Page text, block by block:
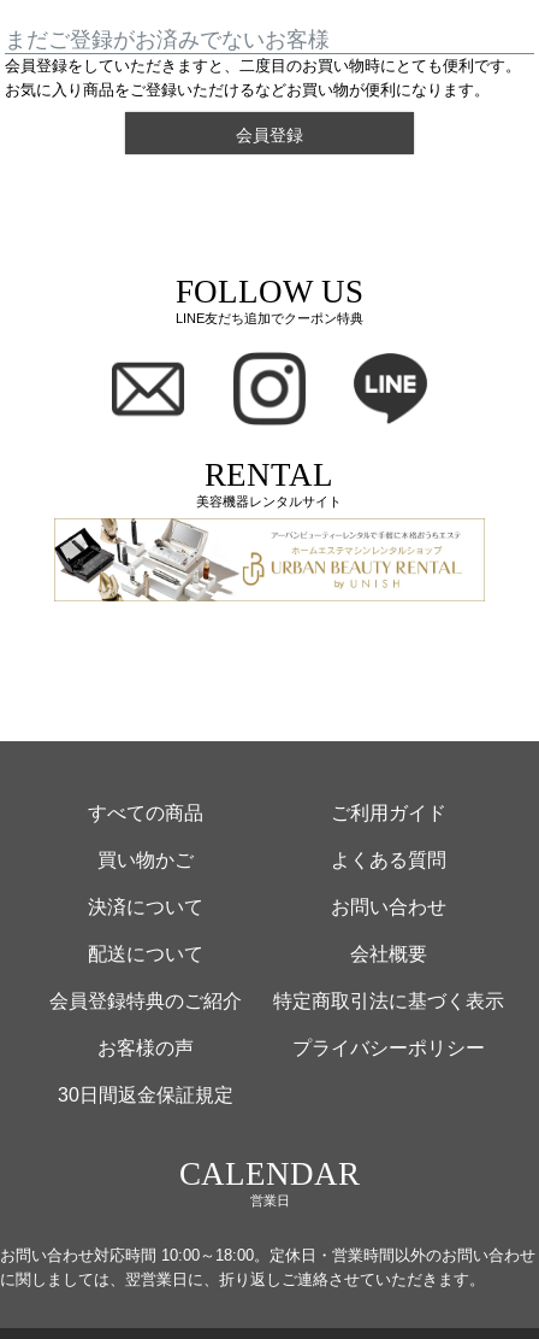
まだご登録がお済みでないお客様
会員登録をしていただきますと、二度目のお買い物時にとても便利です。
お気に入り商品をご登録いただけるなどお買い物が便利になります。
会員登録
FOLLOW US
LINE友だち追加でクーポン特典
RENTAL
美容機器レンタルサイト
すべての商品 ご利用ガイド
買い物かご よくある質問
決済について お問い合わせ
配送について 会社概要
会員登録特典のご紹介 特定商取引法に基づく表示
お客様の声 プライバシーポリシー
30日間返金保証規定
CALENDAR
営業日
お問い合わせ対応時間 10:00～18:00。定休日・営業時間以外のお問い合わせ
に関しましては、翌営業日に、折り返しご連絡させていただきます。